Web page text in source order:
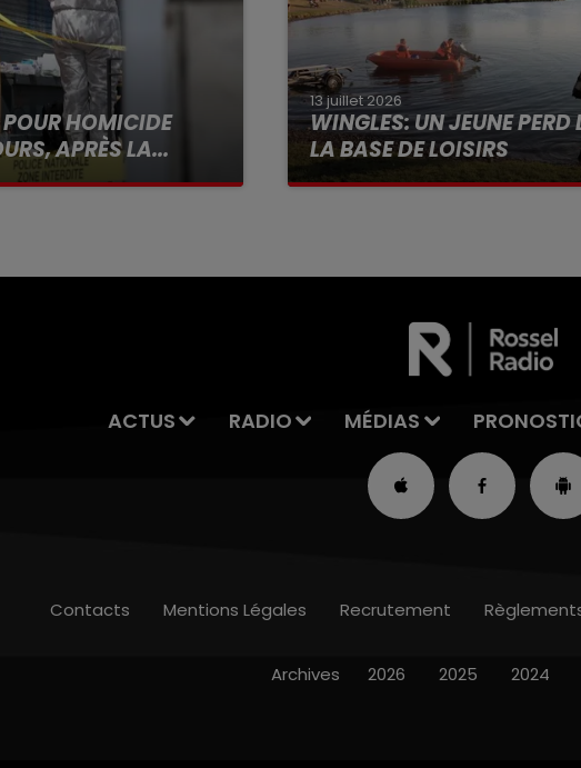
POUR HOMICIDE
APRÈS LA...
le logement
13 juillet 2026
WINGLES: UN JEUNE
LA BASE DE LOISIRS
La victime a coulé à pic
ACTUS RADIO MÉDIAS
Contacts Mentions Légales Recrutement
Archives 2026 2025 2024